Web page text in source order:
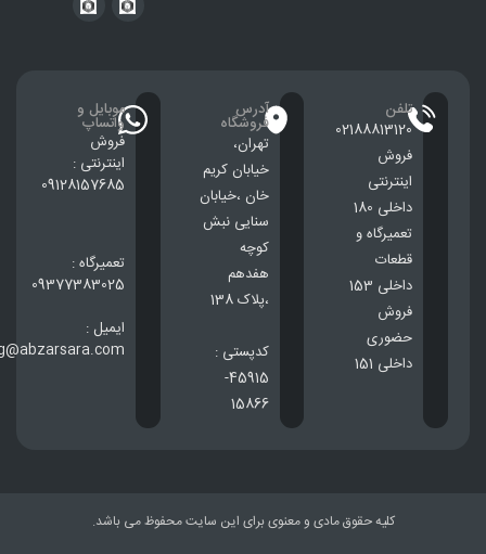
تلفن
02188813120
فروش
اینترنتی
داخلی 180
تعمیرگاه و
قطعات
داخلی 153
فروش
حضوری
داخلی 151
آدرس
فروشگاه
تهران،
خيابان كريم
خان ،خيابان
سنایی نبش
کوچه
هفدهم
،پلاک 138
کدپستی :
45915-
15866
موبایل و
واتساپ
فروش
اینترنتی :
09128157685
تعمیرگاه :
09377383025
ایمیل :
کلیه حقوق مادی و معنوی برای این سایت محفوظ می باشد.